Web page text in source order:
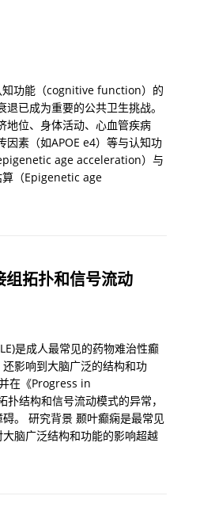
知功能（cognitive function）的
已成为重要的公共卫生挑战。
地位、身体活动、心血管疾病
因素（如APOE e4）等与认知功
age acceleration）与
算（Epigenetic age
拓扑和信号流动
是成人最常见的药物难治性癫
影响到大脑广泛的结构和功
在《Progress in
结构和信号流动模式的异常，
。 研究背景 颞叶癫痫是最常见
脑广泛结构和功能的影响超越